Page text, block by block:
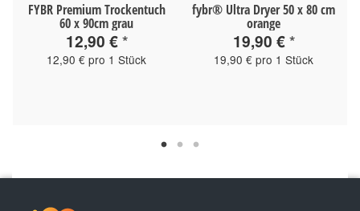
FYBR Premium Trockentuch
60 x 90cm grau
12,90 €*
12,90 € pro 1 Stück
fybr® Ultra Dryer 50 x 80 cm
orange
19,90 €*
19,90 € pro 1 Stück